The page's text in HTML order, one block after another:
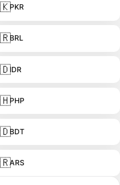
PKR
BRL
IDR
PHP
BDT
ARS